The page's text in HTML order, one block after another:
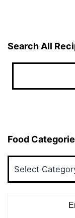
Search All
Food